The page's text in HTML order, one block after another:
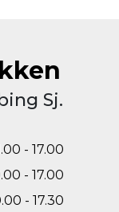
Sj.
- 17.00
- 17.00
- 17.30